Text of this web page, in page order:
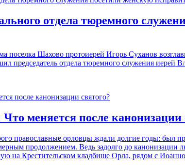
отдела тюремного
поселка Шахово протоиерей Игорь Суханов
председатель отдела тюремного служения иерей
меняется после канонизации
православные орловцы ждали долгие годы:
продолжением. Ведь задолго до
на Крестительском кладбище Орла, рядом с